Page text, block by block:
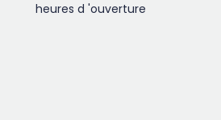
heures d 'ouverture